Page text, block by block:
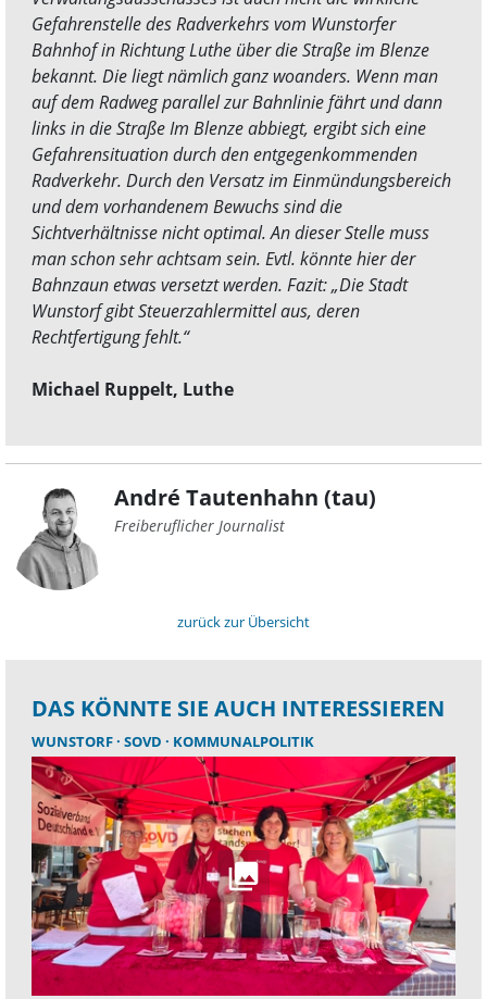
Gefahrenstelle des Radverkehrs vom Wunstorfer
Bahnhof in Richtung Luthe über die Straße im Blenze
bekannt. Die liegt nämlich ganz woanders. Wenn man
auf dem Radweg parallel zur Bahnlinie fährt und dann
links in die Straße Im Blenze abbiegt, ergibt sich eine
Gefahrensituation durch den entgegenkommenden
Radverkehr. Durch den Versatz im Einmündungsbereich
und dem vorhandenem Bewuchs sind die
Sichtverhältnisse nicht optimal. An dieser Stelle muss
man schon sehr achtsam sein. Evtl. könnte hier der
Bahnzaun etwas versetzt werden. Fazit: „Die Stadt
Wunstorf gibt Steuerzahlermittel aus, deren
Rechtfertigung fehlt.“
Michael Ruppelt, Luthe
André Tautenhahn (tau)
Freiberuflicher Journalist
zurück zur Übersicht
DAS KÖNNTE SIE AUCH INTERESSIEREN
WUNSTORF SOVD KOMMUNALPOLITIK